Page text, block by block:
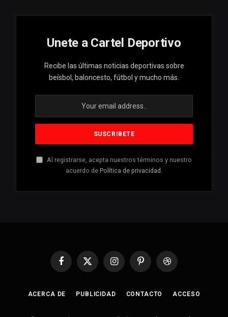
Unete a Cartel Deportivo
Recibe las últimas noticias deportivas sobre
beísbol, baloncesto, fútbol y mucho más.
Al registrarse, acepta nuestros términos y nuestro
acuerdo de Política de privacidad .
Facebook
X
InstagramPinterestDribbble
ACERCA DE PUBLICIDAD CONTACTO ACCESO